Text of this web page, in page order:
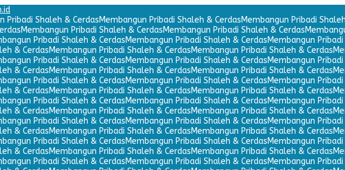
Pribadi Shaleh & CerdasMembangun Pribadi Shaleh & CerdasMembangun Pribadi
Membangun Pribadi Shaleh & CerdasMembangun Pribadi Shaleh & Cerdas
Pribadi Shaleh & CerdasMembangun Pribadi Shaleh & CerdasMembangun
& CerdasMembangun Pribadi Shaleh & CerdasMembangun Pribadi Shaleh & Cerdas
Pribadi Shaleh & CerdasMembangun Pribadi Shaleh & CerdasMembangun
& CerdasMembangun Pribadi Shaleh & CerdasMembangun Pribadi Shaleh & Cerdas
Pribadi Shaleh & CerdasMembangun Pribadi Shaleh & CerdasMembangun
& CerdasMembangun Pribadi Shaleh & CerdasMembangun Pribadi Shaleh & Cerdas
Pribadi Shaleh & CerdasMembangun Pribadi Shaleh & CerdasMembangun
& CerdasMembangun Pribadi Shaleh & CerdasMembangun Pribadi Shaleh & Cerdas
Pribadi Shaleh & CerdasMembangun Pribadi Shaleh & CerdasMembangun
& CerdasMembangun Pribadi Shaleh & CerdasMembangun Pribadi Shaleh & Cerdas
Pribadi Shaleh & CerdasMembangun Pribadi Shaleh & CerdasMembangun
& CerdasMembangun Pribadi Shaleh & CerdasMembangun Pribadi Shaleh & Cerdas
Pribadi Shaleh & CerdasMembangun Pribadi Shaleh & CerdasMembangun